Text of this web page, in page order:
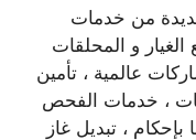
من خدمات
الغيار و المحلقات
عالمية ، تأمين
، خدمات الفحص
بإحكام ، تبديل غاز